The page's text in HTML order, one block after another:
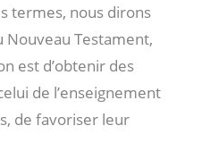
termes, nous dirons
Nouveau Testament,
est d’obtenir des
de l’enseignement
de favoriser leur